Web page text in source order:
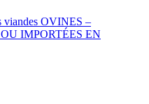
viandes OVINES –
IMPORTÉES EN